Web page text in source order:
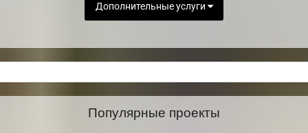
Дополнительные услуги
Популярные проекты